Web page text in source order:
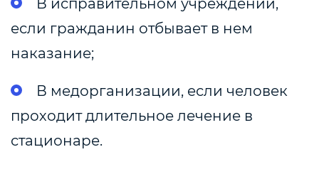
В исправительном учреждении,
если гражданин отбывает в нем
наказание;
В медорганизации, если человек
проходит длительное лечение в
стационаре.